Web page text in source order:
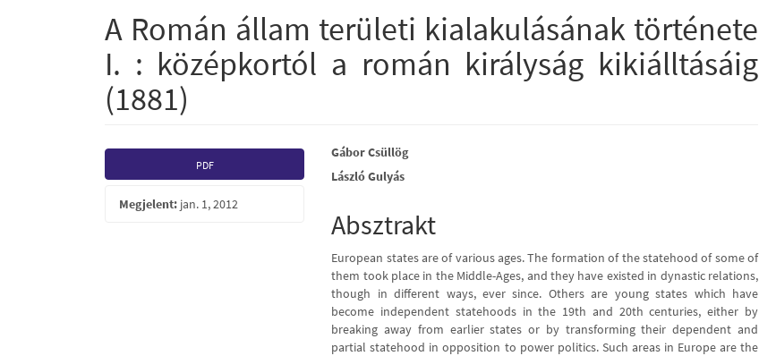
A Román állam területi kialakulásának története
I. : középkortól a román királyság kikiálltásáig
(1881)
Article
Sidebar
PDF
Megjelent: jan. 1, 2012
Main
Article
Content
Gábor Csüllög
László Gulyás
Absztrakt
European states are of various ages. The formation of the statehood of some of
them took place in the Middle-Ages, and they have existed in dynastic relations,
though in different ways, ever since. Others are young states which have
become independent statehoods in the 19th and 20th centuries, either by
breaking away from earlier states or by transforming their dependent and
partial statehood in opposition to power politics. Such areas in Europe are the